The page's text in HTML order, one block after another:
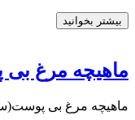
بیشتر بخوانید
ماهیچه مرغ
ماهیچه مرغ بی